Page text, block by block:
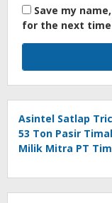
Save my
for the next
Asintel Satlap
53 Ton Pasir
Milik Mitra PT